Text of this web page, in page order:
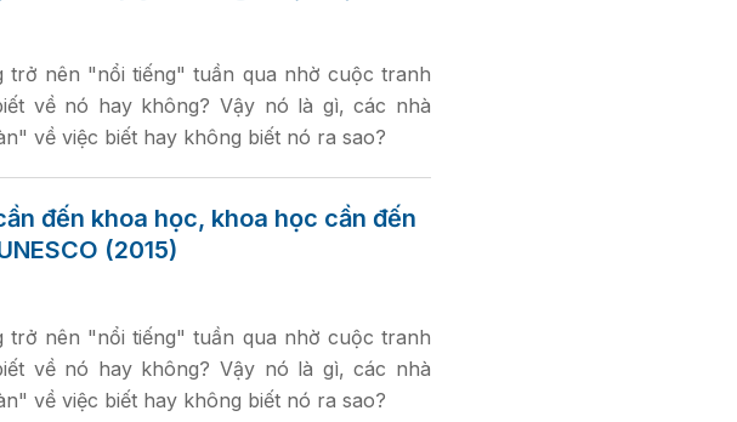
trở nên "nổi tiếng" tuần qua nhờ cuộc tranh
về nó hay không? Vậy nó là gì, các nhà
về việc biết hay không biết nó ra sao?
đến khoa học, khoa học cần đến
(2015)
trở nên "nổi tiếng" tuần qua nhờ cuộc tranh
về nó hay không? Vậy nó là gì, các nhà
về việc biết hay không biết nó ra sao?